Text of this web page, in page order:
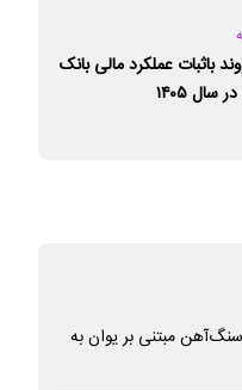
باثبات عملکرد مالی بانک
سال ۱۴۰۵
مبتنی بر یوان به